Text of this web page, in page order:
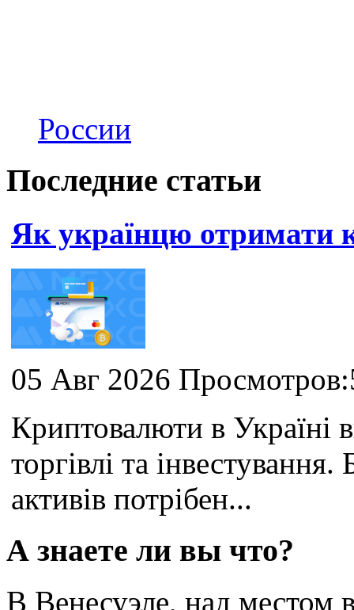
России
Последние статьи
Як українцю отримати
05 Авг 2026
Криптовалюти в Україні
торгівлі та
активів потрібен...
А знаете ли вы что?
В Венесуэле, над местом